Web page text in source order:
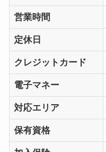
営業時間
定休日
クレジットカード
電子マネー
対応エリア
保有資格